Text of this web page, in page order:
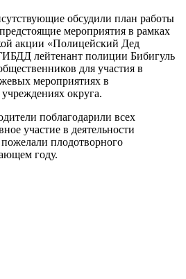
обсудили план работы
мероприятия в рамках
акции «Полицейский Дед
лейтенант полиции Бибигуль
для участия в
мероприятиях в
округа.
поблагодарили всех
участие в деятельности
плодотворного
году.